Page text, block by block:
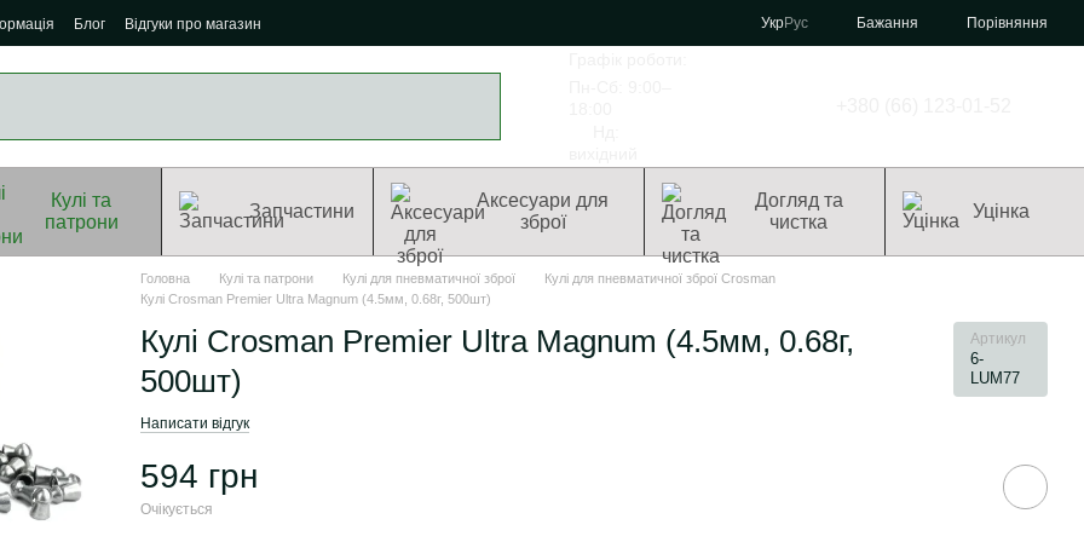
Блог Відгуки про магазин УкрРус Бажання Порівняння
Кулі та
патрони
Запчастини
Аксесуари для
зброї
Догляд та
чистка
Уцінка
Головна Кулі та патрони Кулі для пневматичної зброї
Кулі для пневматичної зброї Crosman
Кулі Crosman Premier Ultra Magnum (4.5мм, 0.68г, 500шт)
Кулі Crosman Premier Ultra Magnum (4.5мм, 0.68г,
500шт)
Артикул
6-
LUM77
Написати відгук
594 грн
Очікується